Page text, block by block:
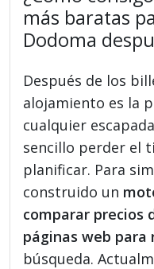
más baratas
Dodoma
Después de los
alojamiento es la
cualquier
sencillo perder el
planificar. Para
construido un
comparar precios
páginas web para
búsqueda.